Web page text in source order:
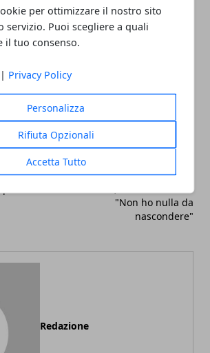
per ottimizzare il nostro sito
servizio. Puoi scegliere a quali
il tuo consenso.
| Privacy Policy
Personalizza
Rifiuta Opzionali
Accetta Tutto
Yara Gambirasio: processo
inizia, Bossetti in aula.
"Non ho nulla da
nascondere"
Redazione